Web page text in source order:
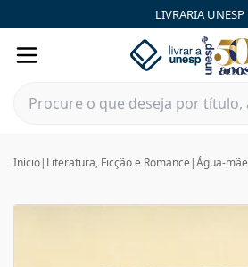
LIVRARIA UNESP
Início| Literatura, Ficção e Romance |Água-mãe